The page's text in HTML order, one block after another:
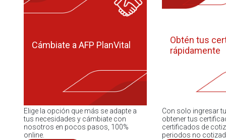
Cámbiate a AFP PlanVital
Elige la opción que más se adapte a
tus necesidades y cámbiate con
nosotros en pocos pasos, 100%
online.
Obtén tus
rápidamente
Con solo ingresar
obtener tus
certificados de
periodos no